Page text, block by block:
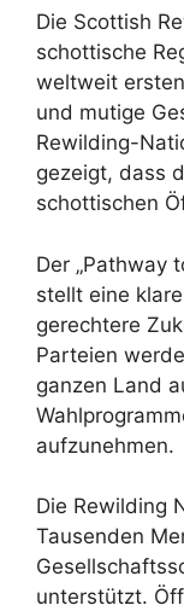
Die Scottish
schottische
weltweit
und mutige
Rewilding-
gezeigt, dass
schottischen
Der „Pathway
stellt eine
gerechtere
Parteien
ganzen Land
aufzunehmen.
Die Rewilding
Tausenden
unterstützt.